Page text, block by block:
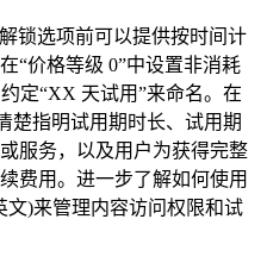
锁选项前可以提供按时间计
“价格等级 0”中设置非消耗
定“XX 天试用”来命名。在
楚指明试用期时长、试用期
服务，以及用户为获得完整
费用。进一步了解如何使用
文)来管理内容访问权限和试